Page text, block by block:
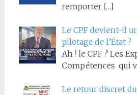
remporter […]
Le CPF devient-il
pilotage de l’État ?
Ah ! le CPF ? Les
Compétences qui
Le retour discret